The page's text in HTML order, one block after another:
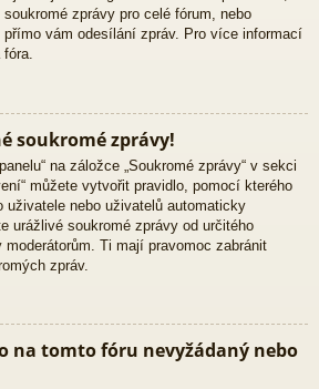
zprávy pro celé fórum, nebo
vám odesílání zpráv. Pro více informací
fóra.
soukromé zprávy!
na záložce „Soukromé zprávy“ v sekci
můžete vytvořit pravidlo, pomocí kterého
uživatele nebo uživatelů automaticky
urážlivé soukromé zprávy od určitého
Ti mají pravomoc zabránit
zpráv.
na tomto fóru nevyžádaný nebo